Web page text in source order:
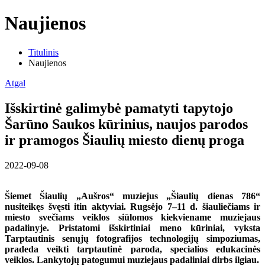
Naujienos
Titulinis
Naujienos
Atgal
Išskirtinė galimybė pamatyti tapytojo
Šarūno Saukos kūrinius, naujos parodos
ir pramogos Šiaulių miesto dienų proga
2022-09-08
Šiemet Šiaulių „Aušros“ muziejus „Šiaulių dienas 786“
nusiteikęs švęsti itin aktyviai. Rugsėjo 7–11 d. šiauliečiams ir
miesto svečiams veiklos siūlomos kiekviename muziejaus
padalinyje. Pristatomi išskirtiniai meno kūriniai, vyksta
Tarptautinis senųjų fotografijos technologijų simpoziumas,
pradeda veikti tarptautinė paroda, specialios edukacinės
veiklos. Lankytojų patogumui muziejaus padaliniai dirbs ilgiau.